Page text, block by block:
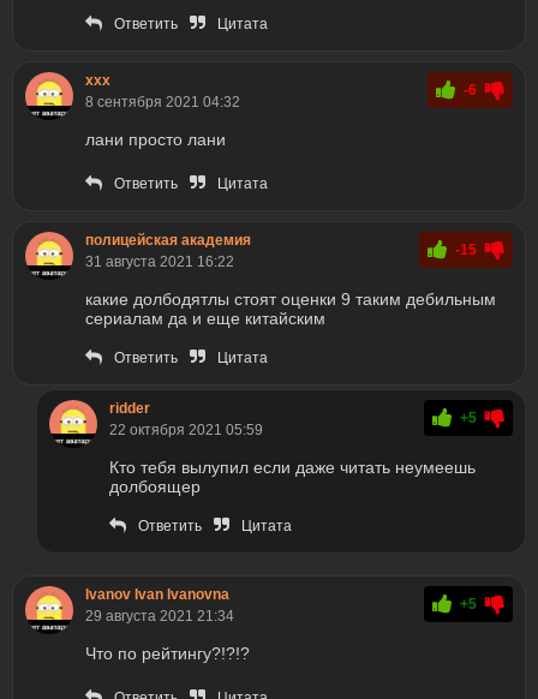
Ответить Цитата
ххх
8 сентября 2021 04:32
-6
лани просто лани
Ответить Цитата
полицейская академия
31 августа 2021 16:22
-15
какие долбодятлы стоят оценки 9 таким дебильным
сериалам да и еще китайским
Ответить Цитата
ridder
22 октября 2021 05:59
+5
Кто тебя вылупил если даже читать неумеешь
долбоящер
Ответить Цитата
Ivanov Ivan Ivanovna
29 августа 2021 21:34
+5
Что по рейтингу?!?!?